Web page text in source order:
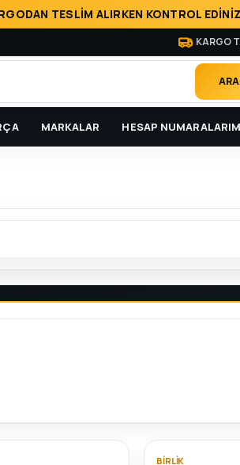
TESLİM ALIRKEN KONTROL
KARGO
ARA
MARKALAR HESAP
BIRLIK